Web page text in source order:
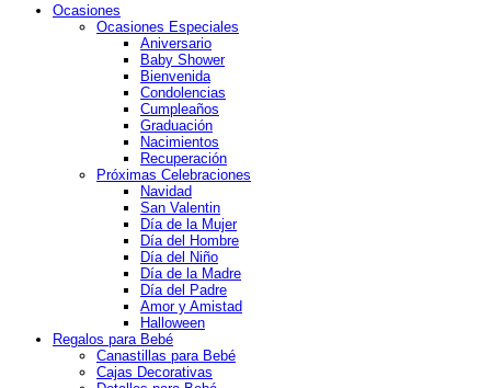
Ocasiones
Ocasiones Especiales
Aniversario
Baby Shower
Bienvenida
Condolencias
Cumpleaños
Graduación
Nacimientos
Recuperación
Próximas Celebraciones
Navidad
San Valentin
Día de la Mujer
Día del Hombre
Día del Niño
Día de la Madre
Día del Padre
Amor y Amistad
Halloween
Regalos para Bebé
Canastillas para Bebé
Cajas Decorativas